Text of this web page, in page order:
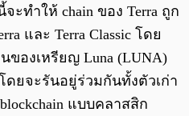
ทำให้ chain ของ Terra ถูก
และ Terra Classic โดย
ของเหรียญ Luna (LUNA)
ดยจะรันอยู่ร่วมกันทั้งตัวเก่า
แบบคลาสสิก